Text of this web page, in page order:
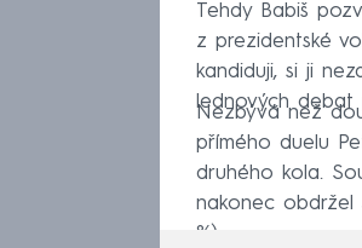
Tehdy Babiš
z prezidentské
kandiduji, si ji
lednových debat
Nezbývá než
přímého duelu
druhého kola.
nakonec obdržel
%).